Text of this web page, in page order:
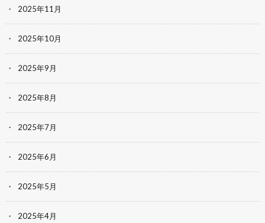
2025年11月
2025年10月
2025年9月
2025年8月
2025年7月
2025年6月
2025年5月
2025年4月